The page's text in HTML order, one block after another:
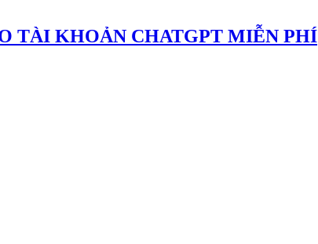
TÀI KHOẢN CHATGPT MIỄN PHÍ